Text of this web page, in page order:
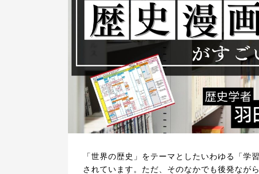
「世界の歴史」をテーマとしたいわゆる「学
されています。ただ、そのなかでも後発なが